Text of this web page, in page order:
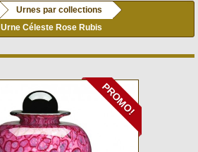
Urnes par collections
Urne Céleste Rose Rubis
PROMO!